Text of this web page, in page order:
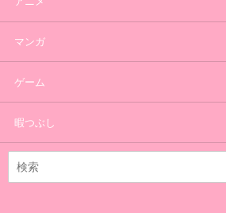
マンガ
ゲーム
暇つぶし